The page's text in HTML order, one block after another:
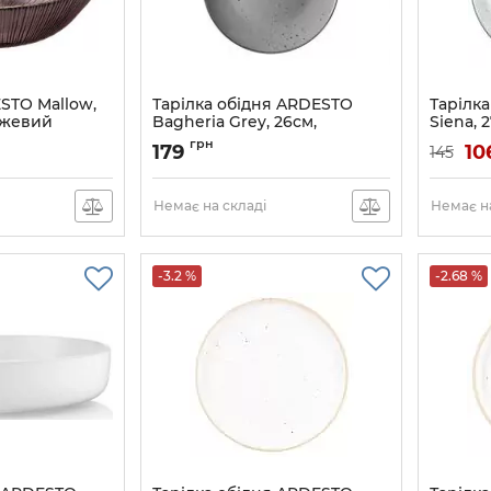
Mallow,
Тарілка обідня ARDESTO
Bagheria Grey, 26см,
кераміка, сірий
Артикул:
179 грн
Немає на складі
Siena,
Артикул:
145
Немає
-3.2 % -2.68 %